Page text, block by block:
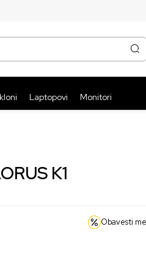
BESPLATNA ISPORUKA PAKETA
Laptopovi Monitori
K1
Obavesti